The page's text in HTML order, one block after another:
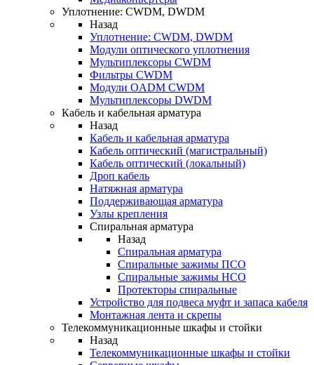
Уплотнение: CWDM, DWDM
Назад
Уплотнение: CWDM, DWDM
Модули оптического уплотнения
Мультиплексоры CWDM
Фильтры CWDM
Модули OADM CWDM
Мультиплексоры DWDM
Кабель и кабельная арматура
Назад
Кабель и кабельная арматура
Кабель оптический (магистральный)
Кабель оптический (локальный)
Дроп кабель
Натяжная арматура
Поддерживающая арматура
Узлы крепления
Спиральная арматура
Назад
Спиральная арматура
Спиральные зажимы ПСО
Спиральные зажимы НСО
Протекторы спиральные
Устройство для подвеса муфт и запаса кабеля
Монтажная лента и скрепы
Телекоммуникационные шкафы и стойки
Назад
Телекоммуникационные шкафы и стойки